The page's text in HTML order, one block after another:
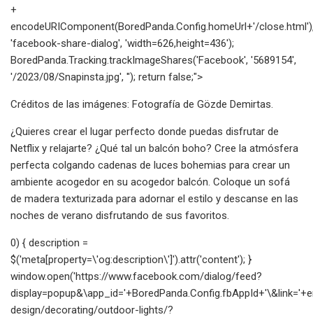
+
encodeURIComponent(BoredPanda.Config.homeUrl+'/
'facebook-share-dialog', 'width=626,height=436');
BoredPanda.Tracking.trackImageShares('Facebook', '5689154',
'/2023/08/Snapinsta.jpg', ''); return false;">
Créditos de las imágenes: Fotografía de Gözde Demirtas.
¿Quieres crear el lugar perfecto donde puedas disfrutar de
Netflix y relajarte? ¿Qué tal un balcón boho? Cree la atmósfera
perfecta colgando cadenas de luces bohemias para crear un
ambiente acogedor en su acogedor balcón. Coloque un sofá
de madera texturizada para adornar el estilo y descanse en las
noches de verano disfrutando de sus favoritos.
0) { description =
$('meta[property=\'og:description\']').attr('content'); }
window.open('https://www.facebook.com/dialog/feed?
design/decorating/outdoor-lights/?